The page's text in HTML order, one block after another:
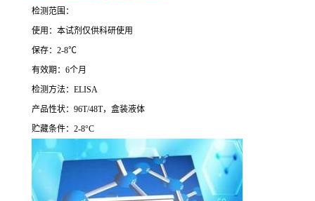
检测范围：
使用：本试剂仅供科研使用
保存： 2-8℃
有效期： 6个月
检测方法： ELISA
产品性状： 96T/48T，盒装液体
贮藏条件： 2-8°C